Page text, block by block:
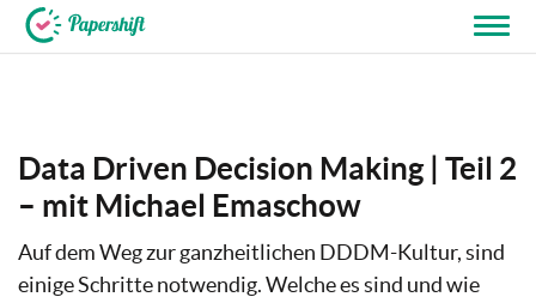
Data Driven Decision Making | Teil 2
– mit Michael Emaschow
Auf dem Weg zur ganzheitlichen DDDM-Kultur, sind
einige Schritte notwendig. Welche es sind und wie